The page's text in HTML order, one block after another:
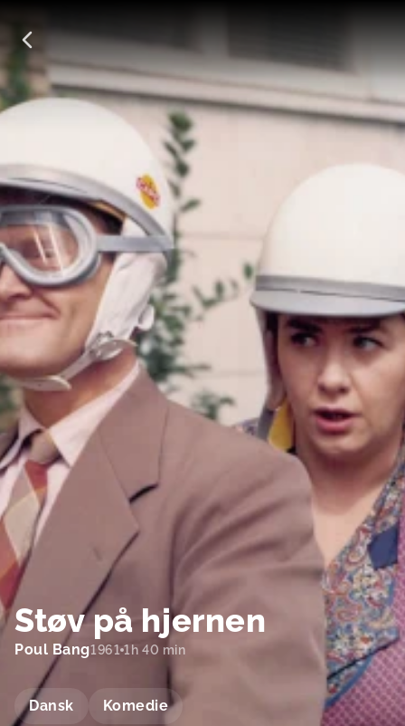
Støv på hjernen
Poul Bang1961 1h 40 min
Dansk Komedie